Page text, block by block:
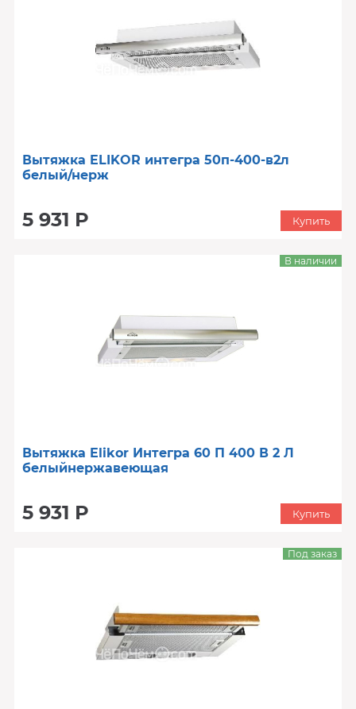
Вытяжка ELIKOR интегра 50п-400-в2л
белый/нерж
5 931 Р Купить
Вытяжка Elikor Интегра 60 П 400 В 2 Л
белыйнержавеющая
5 931 Р
В наличии
Купить
Под заказ